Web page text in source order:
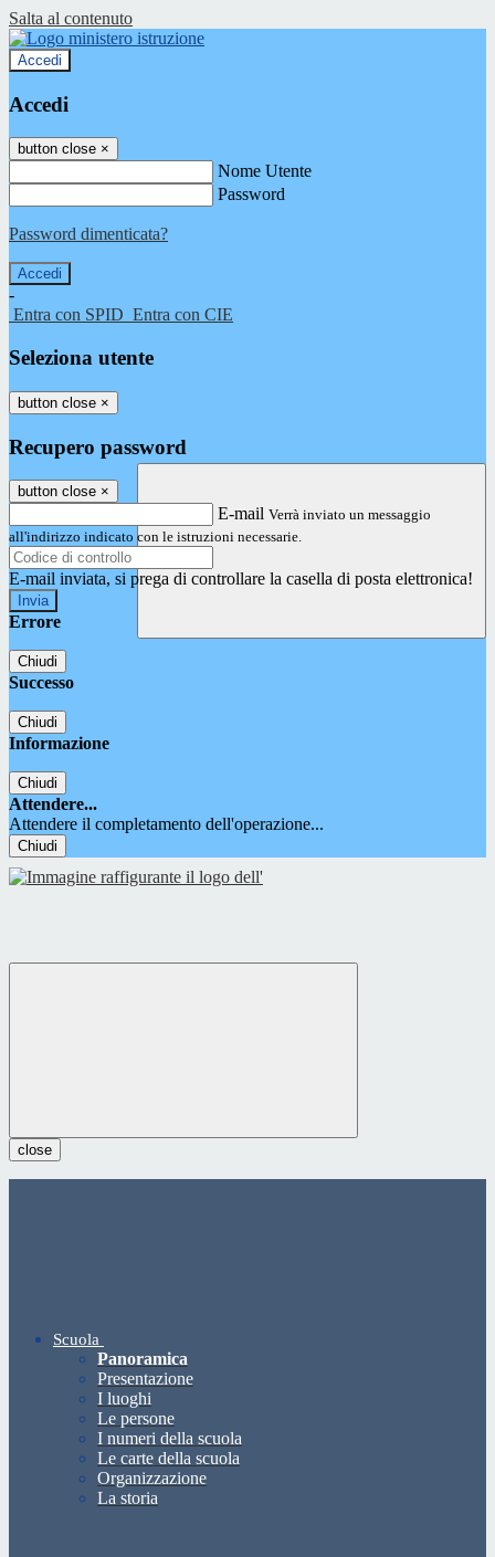
Salta al contenuto
Accedi
Accedi
button close ×
Nome Utente
Password
Password dimenticata?
-
Entra con SPID Entra con CIE
Seleziona utente
button close ×
Recupero password
button close ×
E-mail Verrà inviato un messaggio
all'indirizzo indicato con le istruzioni necessarie.
E-mail inviata, si prega di controllare la casella di posta elettronica!
Errore
Chiudi
Successo
Chiudi
Informazione
Chiudi
Attendere...
Attendere il completamento dell'operazione...
Chiudi
close
Scuola
Panoramica
Presentazione
I luoghi
Le persone
I numeri della scuola
Le carte della scuola
Organizzazione
La storia